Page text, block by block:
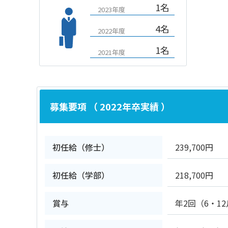
2023年度 1名
2022年度 4名
2021年度 1名
募集要項 （ 2022年卒実績 ）
初任給（修士） 239,700円
初任給（学部） 218,700円
賞与 年2回（6・